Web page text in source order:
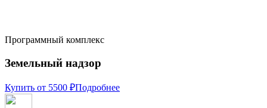
Программный комплекс
Земельный надзор
Купить от 5500 ₽Подробнее